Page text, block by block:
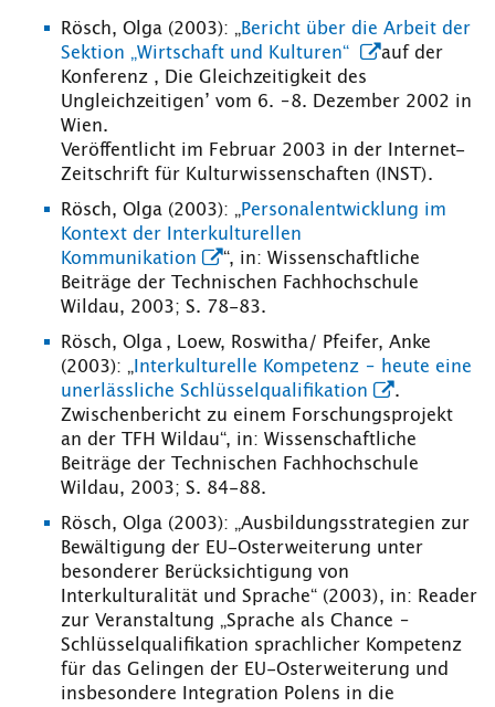
Rösch, Olga (2003): „Bericht über die Arbeit der
Sektion „Wirtschaft und Kulturen“
auf der
Konferenz ‚ Die Gleichzeitigkeit des
Ungleichzeitigen’ vom 6. –8. Dezember 2002 in
Wien.
Veröffentlicht im Februar 2003 in der Internet-
Zeitschrift für Kulturwissenschaften (INST).
Rösch, Olga (2003): „Personalentwicklung im
Kontext der Interkulturellen
Kommunikation
“, in: Wissenschaftliche
Beiträge der Technischen Fachhochschule
Wildau, 2003; S. 78-83.
Rösch, Olga , Loew, Roswitha/ Pfeifer, Anke
(2003): „ Interkulturelle Kompetenz – heute eine
unerlässliche Schlüsselqualifikation
.
Zwischenbericht zu einem Forschungsprojekt
an der TFH Wildau“, in: Wissenschaftliche
Beiträge der Technischen Fachhochschule
Wildau, 2003; S. 84-88.
Rösch, Olga (2003): „Ausbildungsstrategien zur
Bewältigung der EU-Osterweiterung unter
besonderer Berücksichtigung von
Interkulturalität und Sprache“ (2003), in: Reader
zur Veranstaltung „Sprache als Chance –
Schlüsselqualifikation sprachlicher Kompetenz
für das Gelingen der EU-Osterweiterung und
insbesondere Integration Polens in die